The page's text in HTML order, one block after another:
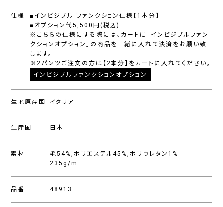
仕様
■インビジブル ファンクション仕様【1本分】
■オプション代5,500円(税込)
※こちらの仕様にする際には、カートに「インビジブルファン
クションオプション」の商品を一緒に入れて決済をお願い致
します。
※2パンツご注文の方は【2本分】をカートに入れてください。
インビジブルファンクションオプション
生地原産国 イタリア
生産国 日本
素材
毛54%,ポリエステル45%,ポリウレタン1%
235g/m
品番 48913